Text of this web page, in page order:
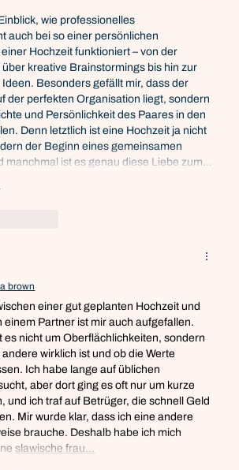
wie professionelles
auch bei so einer persönlichen
Hochzeit funktioniert – von der
kreative Brainstormings bis hin zur
Besonders gefällt mir, dass der
der perfekten Organisation liegt, sondern
und Persönlichkeit des Paares in den
Denn letztlich ist eine Hochzeit ja nicht
der Beginn eines gemeinsamen
manchmal ist es genau diese Liebe zum…
brown
einer gut geplanten Hochzeit und
einem Partner ist mir auch aufgefallen.
es nicht um Oberflächlichkeiten, sondern
wirklich ist und ob die Werte
Ich habe lange auf üblichen
aber dort ging es oft nur um kurze
und ich traf auf Betrüger, die schnell Geld
Mir wurde klar, dass ich eine andere
brauche. Deshalb habe ich mich
slawische frau…